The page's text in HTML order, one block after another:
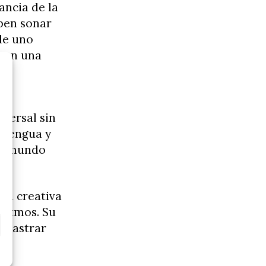
de la
sonar
uno
una
sin
lengua y
mundo
creativa
Su